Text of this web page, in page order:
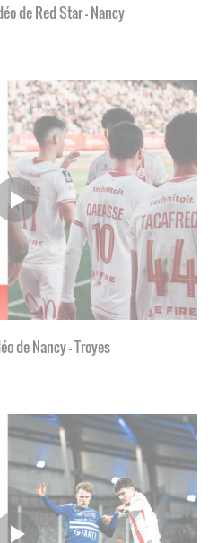
de Red Star - Nancy
de Nancy - Troyes